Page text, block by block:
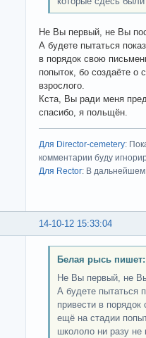
Не Вы первый, не Вы
А будете пытаться
в порядок свою
попыток, бо создаёте о
взрослого.
Кста, Вы ради меня
спасибо, я польщён.
Для Director-cemetery:
комментарии буду
Для Rector: В дальнейшем
14-10-12 15:33:04
Белая рысь пишет:
Не Вы первый, не
А будете пытаться
привести в
ещё на стадии
школоло ни разу не